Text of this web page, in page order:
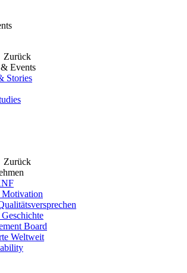
Zurück
Events
Stories
Zurück
Motivation
Board
Weltweit